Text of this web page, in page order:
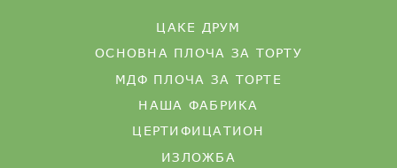
ЦАКЕ ДРУМ
ОСНОВНА ПЛОЧА ЗА ТОРТУ
МДФ ПЛОЧА ЗА ТОРТЕ
НАША ФАБРИКА
ЦЕРТИФИЦАТИОН
ИЗЛОЖБА